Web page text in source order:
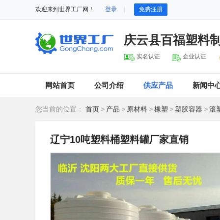
欢迎来到世界工厂网！ 登录 免费注册
庆云县百福塑料
实名认证 企业认证
网站首页 公司介绍 供应产品 新闻中
您当前的位置： 首页 > 产品 > 原材料 >橡塑 > 塑胶容器 >滚
辽宁10吨塑料桶塑料罐厂家直销